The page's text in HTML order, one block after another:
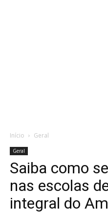
Início Geral
Geral
Saiba como
nas escolas
integral do